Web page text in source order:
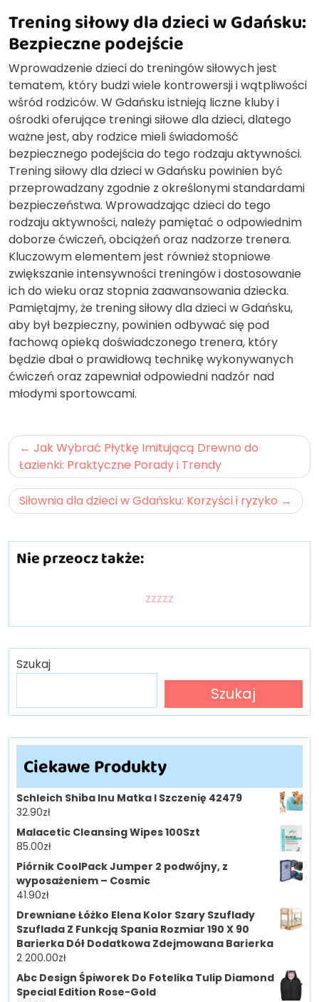
Trening siłowy dla dzieci w Gdańsku:
Bezpieczne podejście
Wprowadzenie dzieci do treningów siłowych jest
tematem, który budzi wiele kontrowersji i wątpliwości
wśród rodziców. W Gdańsku istnieją liczne kluby i
ośrodki oferujące treningi siłowe dla dzieci, dlatego
ważne jest, aby rodzice mieli świadomość
bezpiecznego podejścia do tego rodzaju aktywności.
Trening siłowy dla dzieci w Gdańsku powinien być
przeprowadzany zgodnie z określonymi standardami
bezpieczeństwa. Wprowadzając dzieci do tego
rodzaju aktywności, należy pamiętać o odpowiednim
doborze ćwiczeń, obciążeń oraz nadzorze trenera.
Kluczowym elementem jest również stopniowe
zwiększanie intensywności treningów i dostosowanie
ich do wieku oraz stopnia zaawansowania dziecka.
Pamiętajmy, że trening siłowy dla dzieci w Gdańsku,
aby był bezpieczny, powinien odbywać się pod
fachową opieką doświadczonego trenera, który
będzie dbał o prawidłową technikę wykonywanych
ćwiczeń oraz zapewniał odpowiedni nadzór nad
młodymi sportowcami.
Nawigacja
wpisu
Jak Wybrać Płytkę Imitującą Drewno do
Łazienki: Praktyczne Porady i Trendy
Siłownia dla dzieci w Gdańsku: Korzyści i ryzyko
Nie przeocz także:
zzzzz
Szukaj
Szukaj
Ciekawe Produkty
Schleich Shiba Inu Matka I Szczenię 42479
32.90zł
Malacetic Cleansing Wipes 100Szt
85.00zł
Piórnik CoolPack Jumper 2 podwójny, z
wyposażeniem – Cosmic
41.90zł
Drewniane Łóżko Elena Kolor Szary Szuflady
Szuflada Z Funkcją Spania Rozmiar 190 X 90
Barierka Dół Dodatkowa Zdejmowana Barierka
2 200.00zł
Abc Design Śpiworek Do Fotelika Tulip Diamond
Special Edition Rose-Gold